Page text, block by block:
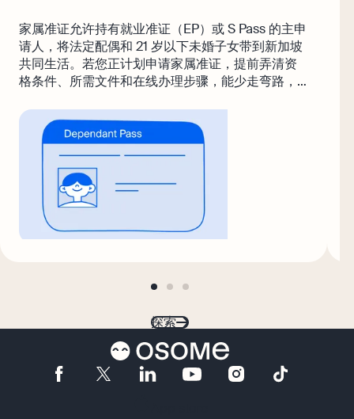
家属准证允许持有就业准证（EP）或 S Pass 的主申
请人，将法定配偶和 21 岁以下未婚子女带到新加坡
共同生活。若您正计划申请家属准证，提前弄清资
格条件、所需文件和在线办理步骤，能少走弯路，
请费用与 IPA 时限、续签节点，以及工作与就学、
PR 等延伸问题，都与家属能否顺利留新直接相关。
go
page
1
go
page
2
go
page
3
探索